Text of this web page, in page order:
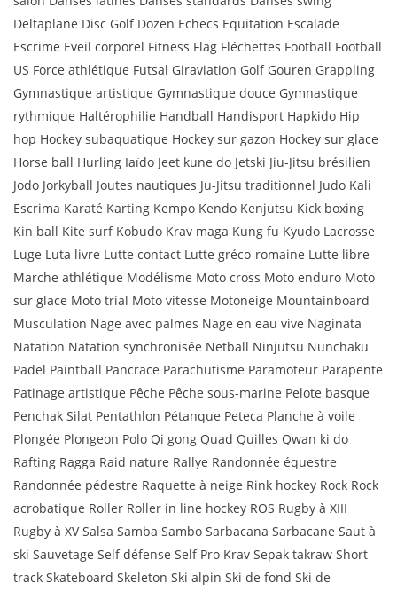
Deltaplane Disc Golf Dozen Echecs Equitation Escalade
Escrime Eveil corporel Fitness Flag Fléchettes Football Football
US Force athlétique Futsal Giraviation Golf Gouren Grappling
Gymnastique artistique Gymnastique douce Gymnastique
rythmique Haltérophilie Handball Handisport Hapkido Hip
hop Hockey subaquatique Hockey sur gazon Hockey sur glace
Horse ball Hurling Iaïdo Jeet kune do Jetski Jiu-Jitsu brésilien
Jodo Jorkyball Joutes nautiques Ju-Jitsu traditionnel Judo Kali
Escrima Karaté Karting Kempo Kendo Kenjutsu Kick boxing
Kin ball Kite surf Kobudo Krav maga Kung fu Kyudo Lacrosse
Luge Luta livre Lutte contact Lutte gréco-romaine Lutte libre
Marche athlétique Modélisme Moto cross Moto enduro Moto
sur glace Moto trial Moto vitesse Motoneige Mountainboard
Musculation Nage avec palmes Nage en eau vive Naginata
Natation Natation synchronisée Netball Ninjutsu Nunchaku
Padel Paintball Pancrace Parachutisme Paramoteur Parapente
Patinage artistique Pêche Pêche sous-marine Pelote basque
Penchak Silat Pentathlon Pétanque Peteca Planche à voile
Plongée Plongeon Polo Qi gong Quad Quilles Qwan ki do
Rafting Ragga Raid nature Rallye Randonnée équestre
Randonnée pédestre Raquette à neige Rink hockey Rock Rock
acrobatique Roller Roller in line hockey ROS Rugby à XIII
Rugby à XV Salsa Samba Sambo Sarbacana Sarbacane Saut à
ski Sauvetage Self défense Self Pro Krav Sepak takraw Short
track Skateboard Skeleton Ski alpin Ski de fond Ski de